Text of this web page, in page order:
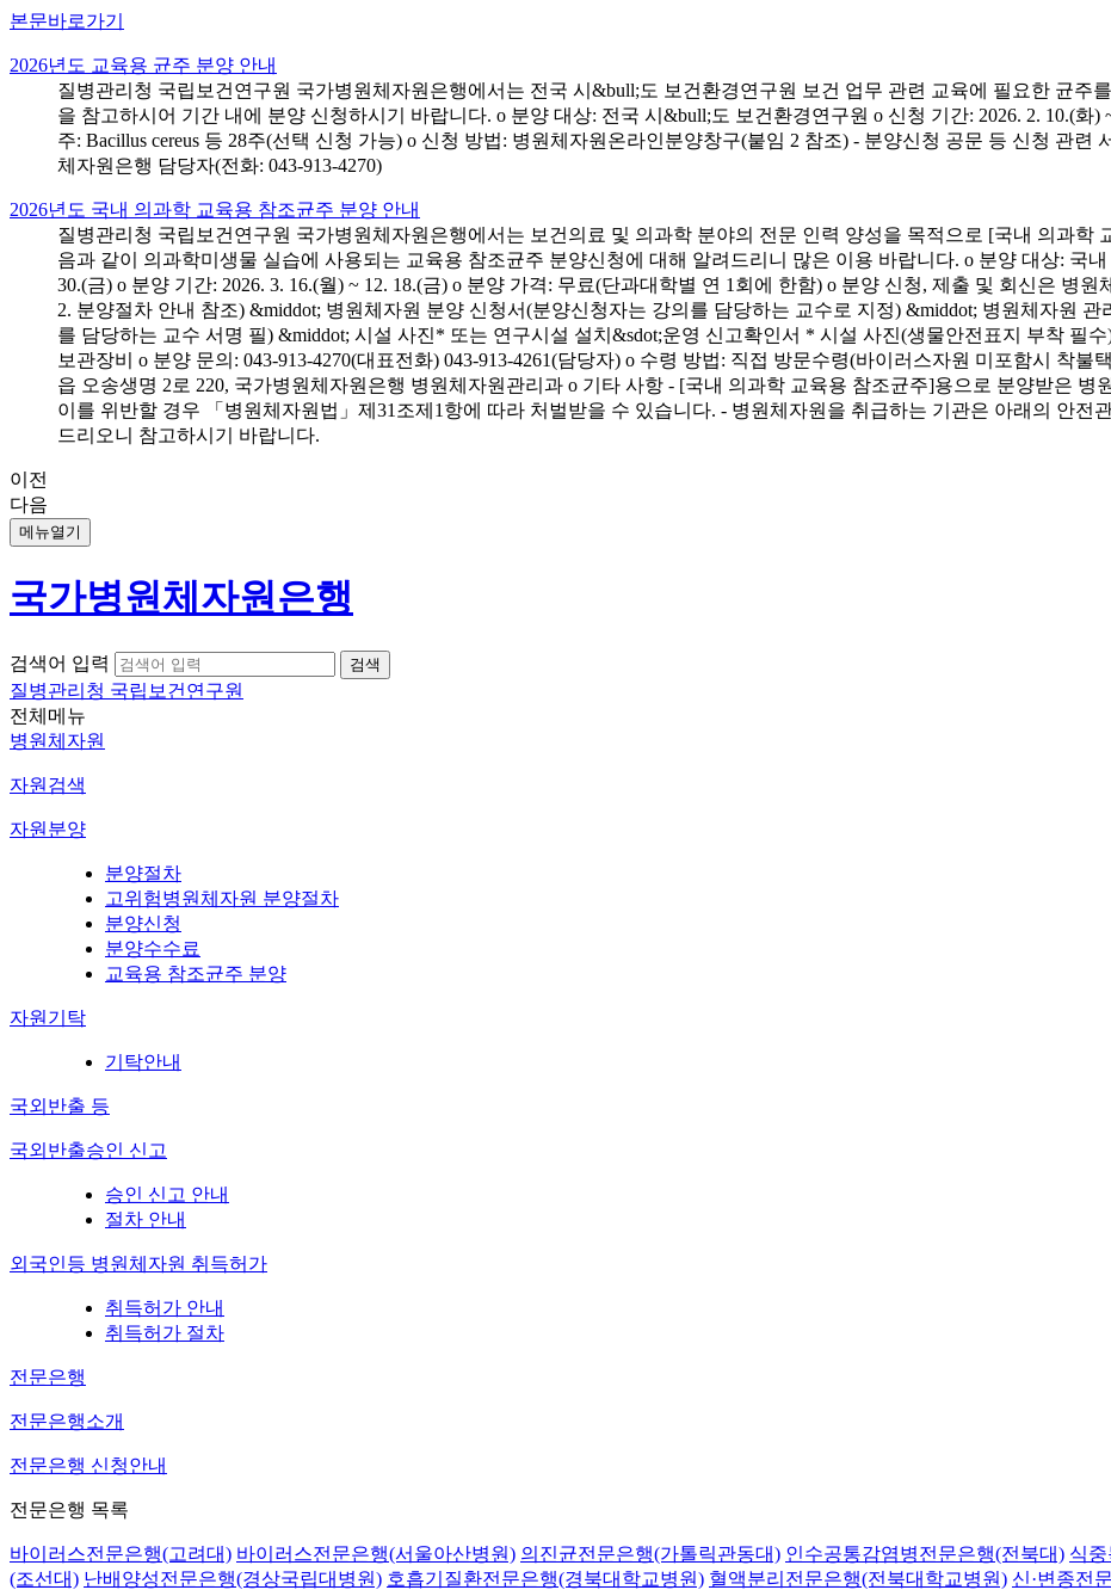
본문바로가기
2026년도 교육용 균주 분양 안내
질병관리청 국립보건연구원 국가병원체자원은행에서는 전국 시&bull;도 보건환경연구원 보건 업무 관련 교육에 필요한 균주
을 참고하시어 기간 내에 분양 신청하시기 바랍니다. o 분양 대상: 전국 시&bull;도 보건환경연구원 o 신청 기간: 2026. 2. 10.(화)
주: Bacillus cereus 등 28주(선택 신청 가능) o 신청 방법: 병원체자원온라인분양창구(붙임 2 참조) - 분양신청 공문 등 신청 관련
체자원은행 담당자(전화: 043-913-4270)
2026년도 국내 의과학 교육용 참조균주 분양 안내
질병관리청 국립보건연구원 국가병원체자원은행에서는 보건의료 및 의과학 분야의 전문 인력 양성을 목적으로 [국내 의과학
음과 같이 의과학미생물 실습에 사용되는 교육용 참조균주 분양신청에 대해 알려드리니 많은 이용 바랍니다. o 분양 대상: 국
30.(금) o 분양 기간: 2026. 3. 16.(월) ~ 12. 18.(금) o 분양 가격: 무료(단과대학별 연 1회에 한함) o 분양 신청, 제출 및 회신은 병
2. 분양절차 안내 참조) &middot; 병원체자원 분양 신청서(분양신청자는 강의를 담당하는 교수로 지정) &middot; 병원체자원
를 담당하는 교수 서명 필) &middot; 시설 사진* 또는 연구시설 설치&sdot;운영 신고확인서 * 시설 사진(생물안전표지 부착 필
보관장비 o 분양 문의: 043-913-4270(대표전화) 043-913-4261(담당자) o 수령 방법: 직접 방문수령(바이러스자원 미포함시 착
읍 오송생명 2로 220, 국가병원체자원은행 병원체자원관리과 o 기타 사항 - [국내 의과학 교육용 참조균주]용으로 분양받은
이를 위반할 경우 「병원체자원법」제31조제1항에 따라 처벌받을 수 있습니다. - 병원체자원을 취급하는 기관은 아래의 안전
드리오니 참고하시기 바랍니다.
이전
다음
메뉴열기
국가병원체자원은행
검색어 입력
질병관리청 국립보건연구원
전체메뉴
병원체자원
자원검색
자원분양
분양절차
고위험병원체자원 분양절차
분양신청
분양수수료
교육용 참조균주 분양
자원기탁
기탁안내
국외반출 등
국외반출승인 신고
승인 신고 안내
절차 안내
외국인등 병원체자원 취득허가
취득허가 안내
취득허가 절차
전문은행
전문은행소개
전문은행 신청안내
전문은행 목록
바이러스전문은행(고려대) 바이러스전문은행(서울아산병원) 의진균전문은행(가톨릭관동대) 인수공통감염병전문은행(전북대) 식
(조선대) 난배양성전문은행(경상국립대병원) 호흡기질환전문은행(경북대학교병원) 혈액분리전문은행(전북대학교병원) 신·변종전